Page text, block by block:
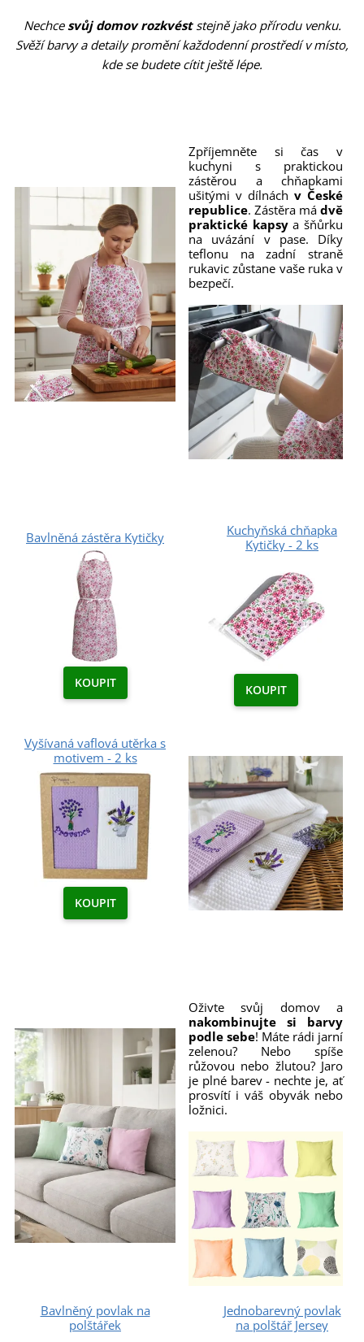
Nechce svůj domov rozkvéststejně jako přírodu venku.
Svěží barvy a detaily promění každodenní prostředí v místo,
kde se budete cítit ještě lépe.
Zpříjemněte si čas v
kuchyni s praktickou
zástěrou a chňapkami
ušitými v dílnáchv České
republice. Zástěra mádvě
praktické kapsya šňůrku
na uvázání v pase. Díky
teflonu na zadní straně
rukavic zůstane vaše ruka v
bezpečí.
Bavlněná zástěra Kytičky
KOUPIT
Kuchyňská chňapka
Kytičky - 2 ks
KOUPIT
Vyšívaná vaflová utěrka s
motivem - 2 ks
KOUPIT
Oživte svůj domov a
nakombinujte si barvy
podle sebe! Máte rádi jarní
zelenou? Nebo spíše
růžovou nebo žlutou? Jaro
je plné barev - nechte je, ať
prosvítí i váš obyvák nebo
ložnici.
Bavlněný povlak na
polštářek
Jednobarevný povlak
na polštář Jersey